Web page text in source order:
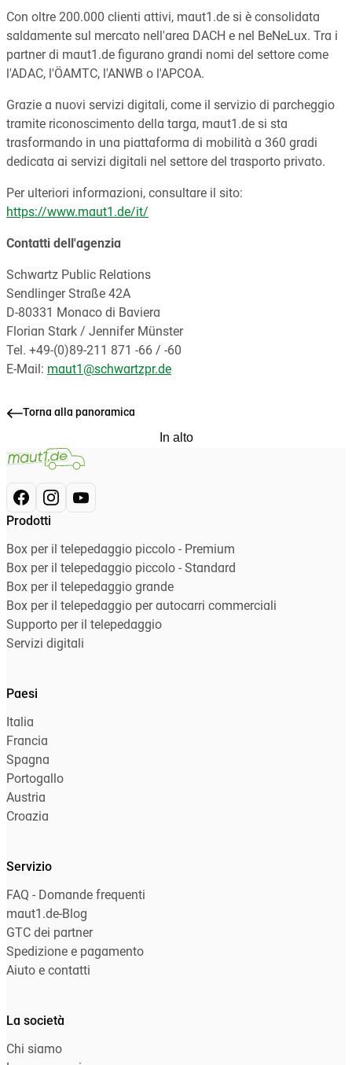
Con oltre 200.000 clienti attivi, maut1.de si è consolidata
saldamente sul mercato nell'area DACH e nel BeNeLux. Tra i
partner di maut1.de figurano grandi nomi del settore come
l'ADAC, l'ÖAMTC, l'ANWB o l'APCOA.
Grazie a nuovi servizi digitali, come il servizio di parcheggio
tramite riconoscimento della targa, maut1.de si sta
trasformando in una piattaforma di mobilità a 360 gradi
dedicata ai servizi digitali nel settore del trasporto privato.
Per ulteriori informazioni, consultare il sito:
https://www.maut1.de/it/
Contatti dell'agenzia
Schwartz Public Relations
Sendlinger Straße 42A
D-80331 Monaco di Baviera
Florian Stark / Jennifer Münster
Tel. +49-(0)89-211 871 -66 / -60
E-Mail: maut1@schwartzpr.de
Torna alla panoramica
In alto
Prodotti
Box per il telepedaggio piccolo - Premium
Box per il telepedaggio piccolo - Standard
Box per il telepedaggio grande
Box per il telepedaggio per autocarri commerciali
Supporto per il telepedaggio
Servizi digitali
Paesi
Italia
Francia
Spagna
Portogallo
Austria
Croazia
Servizio
FAQ - Domande frequenti
maut1.de-Blog
GTC dei partner
Spedizione e pagamento
Aiuto e contatti
La società
Chi siamo